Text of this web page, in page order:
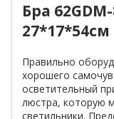
Бра
27*17*54см
Правильно
хорошего
осветительный
люстра, которую
светильники.